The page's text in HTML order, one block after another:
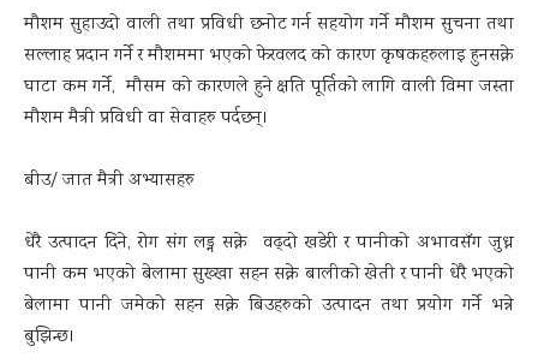
मौशम सुहाउदो वाली तथा प्रविधी छनोट गर्न सहयोग गर्ने मौशम सुचना तथा
सल्लाह प्रदान गर्ने र मौशममा भएको फेरवलद को कारण कृषकहरुलाइ हुनसक्ने
घाटा कम गर्ने, मौसम को कारणले हुने क्षति पूर्तिको लागि वाली विमा जस्ता
मौशम मैत्री प्रविधी वा सेवाहरु पर्दछन्।
बीउ/ जात मैत्री अभ्यासहरु
धेरै उत्पादन दिने, रोग संग लड्न सक्ने वढ्दो खडेरी र पानीको अभावसँग जुध्न
पानी कम भएको बेलामा सुख्खा सहन सक्ने बालीको खेती र पानी धेरै भएको
बेलामा पानी जमेको सहन सक्ने बिउहरुको उत्पादन तथा प्रयोग गर्ने भन्ने
बुझिन्छ।